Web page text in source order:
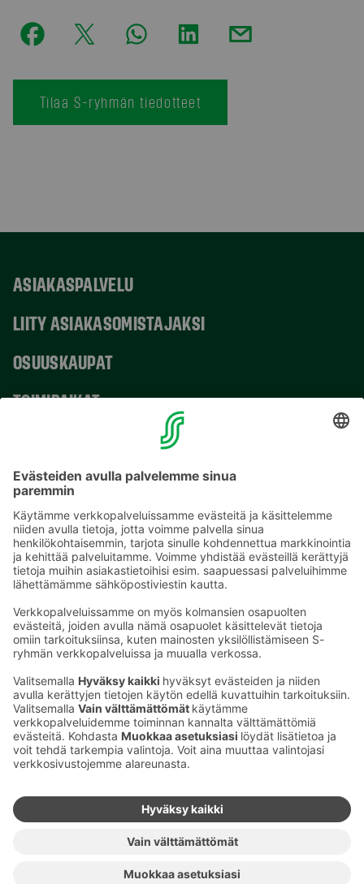
Tilaa S-ryhmän tiedotteet
ASIAKASPALVELU
LIITY ASIAKASOMISTAJAKSI
OSUUSKAUPAT
TOIMIPAIKAT
Sähköpostiosoitteet S-ryhmässä ovat muotoa
etunimi.sukunimi@sok.fi
Seuraa meitä:
Muuta evästeasetuksia